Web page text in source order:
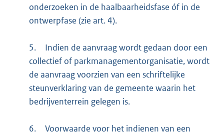
onderzoeken in de haalbaarheidsfase óf in de
ontwerpfase (zie art. 4).
5.
Indien de aanvraag wordt gedaan door een
collectief of parkmanagementorganisatie, wordt
de aanvraag voorzien van een schriftelijke
steunverklaring van de gemeente waarin het
bedrijventerrein gelegen is.
6.
Voorwaarde voor het indienen van een